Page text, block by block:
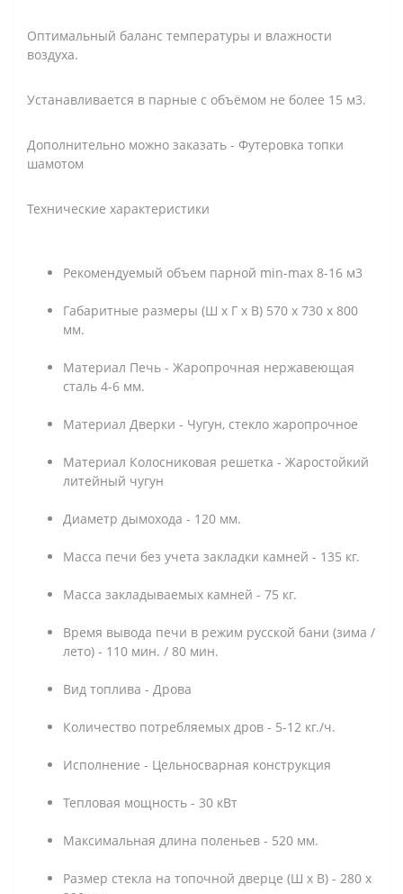
Оптимальный баланс температуры и влажности
воздуха.
Устанавливается в парные с объёмом не более 15 м3.
Дополнительно можно заказать - Футеровка топки
шамотом
Технические характеристики
Рекомендуемый объем парной min-max 8-16 м3
Габаритные размеры (Ш х Г х В) 570 х 730 х 800
мм.
Материал Печь - Жаропрочная нержавеющая
сталь 4-6 мм.
Материал Дверки - Чугун, стекло жаропрочное
Материал Колосниковая решетка - Жаростойкий
литейный чугун
Диаметр дымохода - 120 мм.
Масса печи без учета закладки камней - 135 кг.
Масса закладываемых камней - 75 кг.
Время вывода печи в режим русской бани (зима /
лето) - 110 мин. / 80 мин.
Вид топлива - Дрова
Количество потребляемых дров - 5-12 кг./ч.
Исполнение - Цельносварная конструкция
Тепловая мощность - 30 кВт
Максимальная длина поленьев - 520 мм.
Размер стекла на топочной дверце (Ш х В) - 280 х